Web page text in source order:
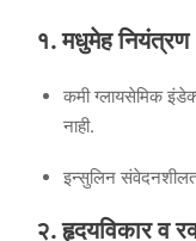
१. मधुमेह नियंत्रण
कमी ग्लायसेमिक
नाही.
इन्सुलिन
२. हृदयविकार व